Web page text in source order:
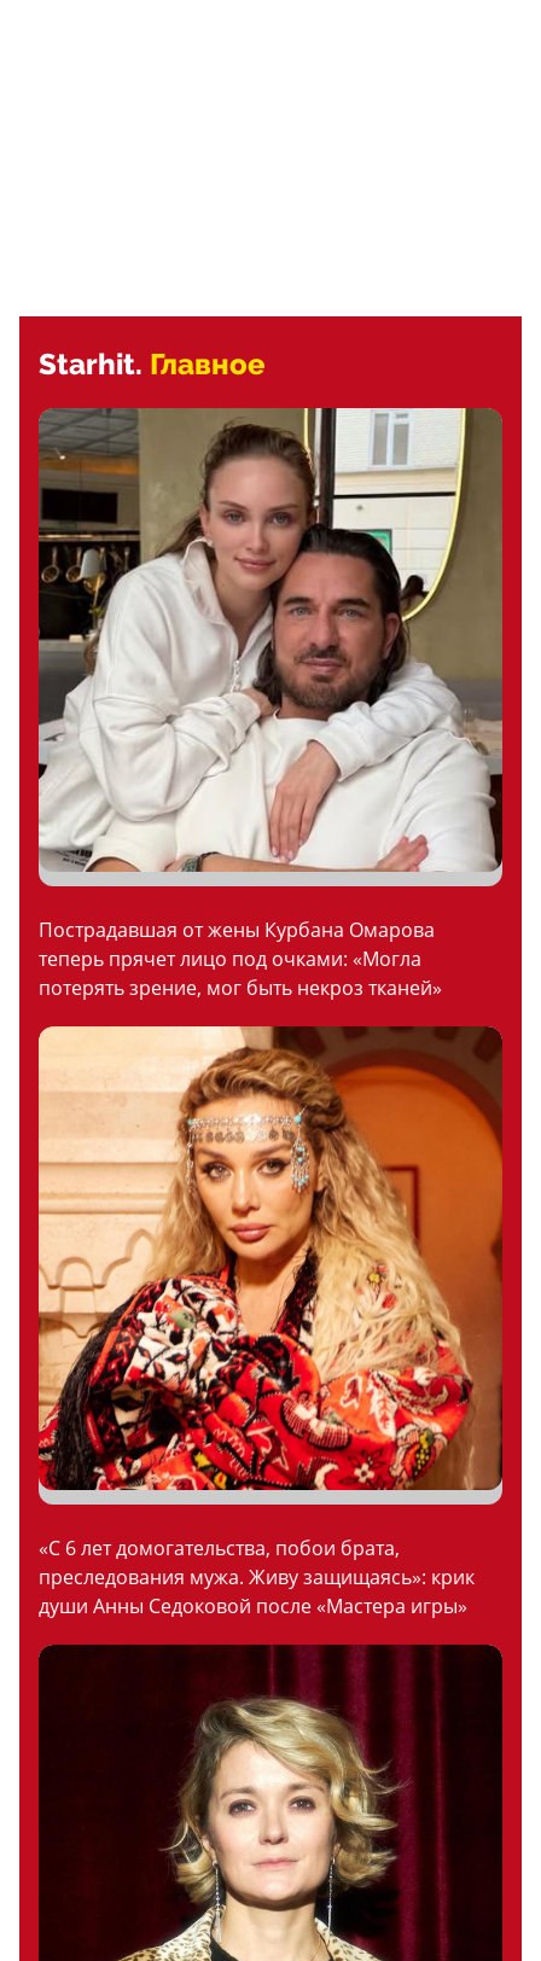
Starhit. Главное
Пострадавшая от жены Курбана Омарова
теперь прячет лицо под очками: «Могла
потерять зрение, мог быть некроз тканей»
«С 6 лет домогательства, побои брата,
преследования мужа. Живу защищаясь»: крик
души Анны Седоковой после «Мастера игры»